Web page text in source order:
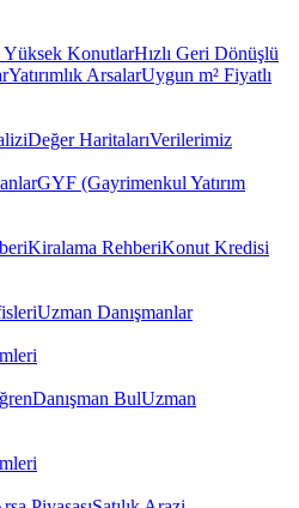
KonutlarHızlı Geri Dönüşlü
Yatırımlık ArsalarUygun m² Fiyatlı
Değer HaritalarıVerilerimiz
GYF (Gayrimenkul Yatırım
Kiralama RehberiKonut Kredisi
Uzman Danışmanlar
Danışman BulUzman